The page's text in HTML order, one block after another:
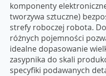
komponenty
tworzywa sztuczne)
strefy roboczej robota.
różnych pojemności
idealne dopasowanie
zasypnika do skali
specyfiki podawanych